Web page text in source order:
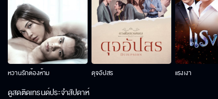
หวานรักต้องห้าม ดุจอัปสร แรงเงา
ดูสดติดเทรนด์ประจำสัปดาห์